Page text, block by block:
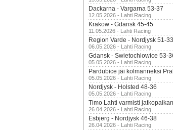
Dackarna - Vargarna 53-37
12.05.2026 - Lahti Racing
Krakow - Gdansk 45-45
11.05.2026 - Lahti Racing
Region Varde - Nordjysk 51-33
06.05.2026 - Lahti Racing
Gdansk - Swietochlowice 53-
05.05.2026 - Lahti Racing
Pardubice jäi kolmanneksi
05.05.2026 - Lahti Racing
Nordjysk - Holsted 48-36
05.05.2026 - Lahti Racing
Timo Lahti varmisti
26.04.2026 - Lahti Racing
Esbjerg - Nordjysk 46-38
26.04.2026 - Lahti Racing